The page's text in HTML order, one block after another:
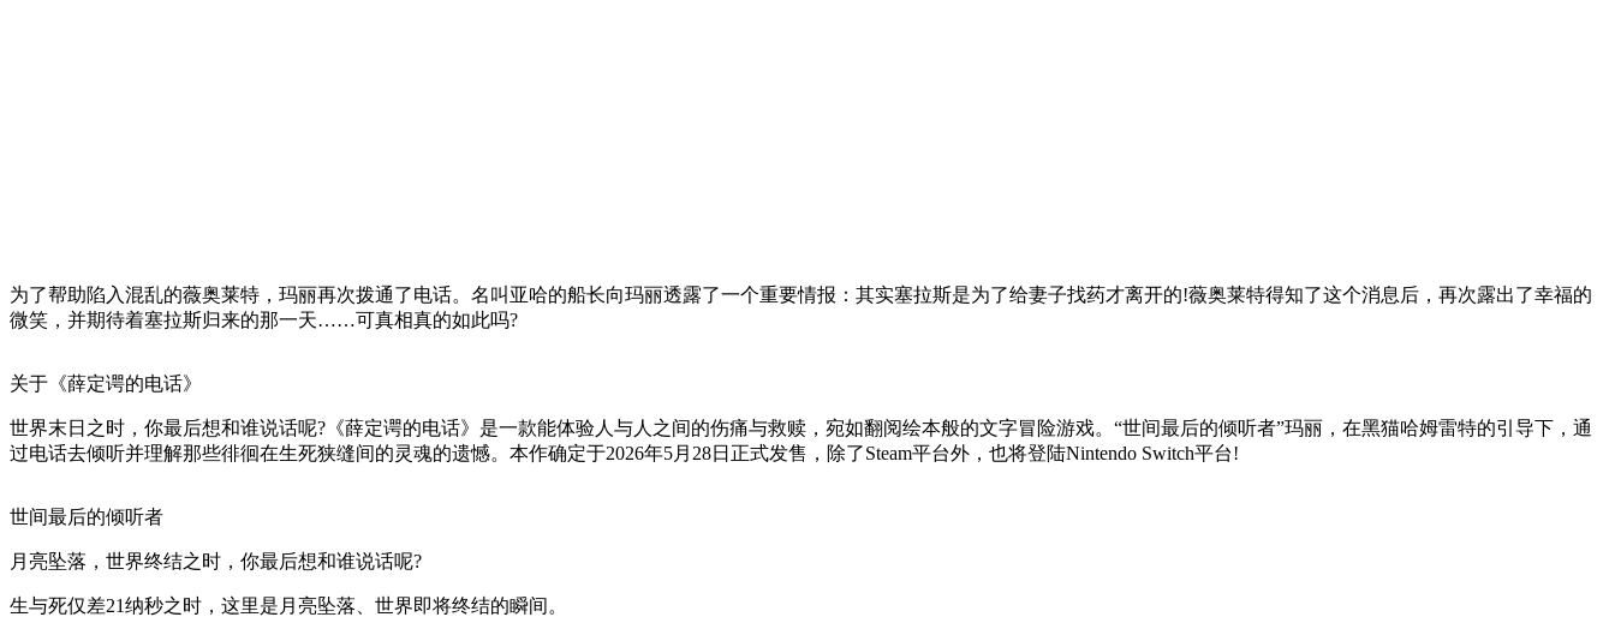
为了帮助陷入混乱的薇奥莱特，玛丽再次拨通了电话。名叫亚哈的船长向玛丽透露了一个重要情报：其实塞拉斯是为了给妻子找药才离开的!薇奥莱特得知了这个消息后，再次露出了幸福的
微笑，并期待着塞拉斯归来的那一天……可真相真的如此吗?
关于《薛定谔的电话》
世界末日之时，你最后想和谁说话呢?《薛定谔的电话》是一款能体验人与人之间的伤痛与救赎，宛如翻阅绘本般的文字冒险游戏。“世间最后的倾听者”玛丽，在黑猫哈姆雷特的引导下，通
过电话去倾听并理解那些徘徊在生死狭缝间的灵魂的遗憾。本作确定于2026年5月28日正式发售，除了Steam平台外，也将登陆Nintendo Switch平台!
世间最后的倾听者
月亮坠落，世界终结之时，你最后想和谁说话呢?
生与死仅差21纳秒之时，这里是月亮坠落、世界即将终结的瞬间。